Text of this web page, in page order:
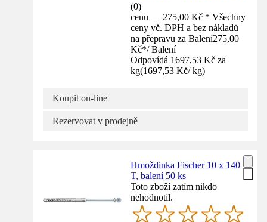
(0)
cenu — 275,00 Kč * Všechny
ceny vč. DPH a bez nákladů
na přepravu za Balení275,00
Kč*/ Balení
Odpovídá 1697,53 Kč za
kg(1697,53 Kč/ kg)
Koupit on-line
Rezervovat v prodejně
Hmoždinka Fischer 10 x 140
T, balení 50 ks
Toto zboží zatím nikdo
nehodnotil.